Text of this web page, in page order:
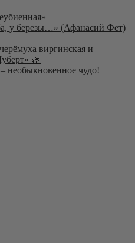
у березы…» (Афанасий Фет)
виргинская и
🌿
необыкновенное чудо!